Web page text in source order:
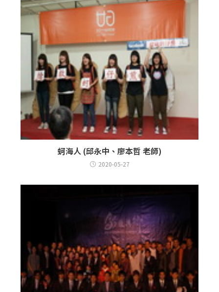
蚵海人 (邱永中、廖本哲 老師)
2020-05-27